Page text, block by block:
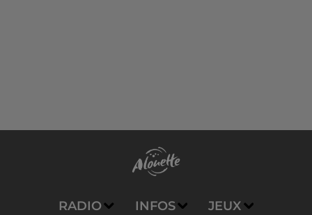
RADIO INFOS JEUX